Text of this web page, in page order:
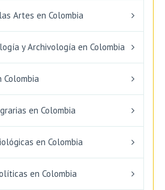
Artes en Colombia
y Archivología en Colombia
Colombia
en Colombia
en Colombia
en Colombia